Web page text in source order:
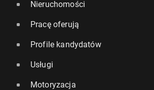
Nieruchomości
Pracę oferują
Profile kandydatów
Usługi
Motoryzacja